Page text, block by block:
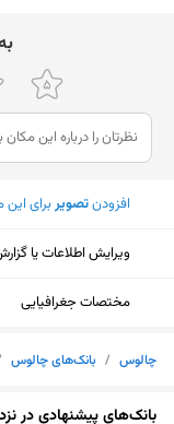
سه‌شنبه
چهارشنبه
پنجشنبه
جمعه
شنبه
افزودنتصویربرای این
ویرایش اطلاعات یا
مختصات جغرافیایی
چالوس / بانک‌های چالوس
بانک‌های پیشنهادی در